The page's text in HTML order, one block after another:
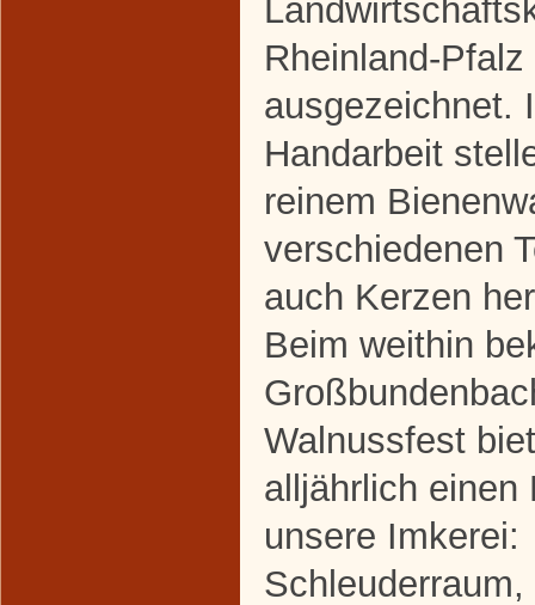
Rheinland-Pfalz
ausgezeichnet.
Handarbeit
reinem
verschiedenen
auch Kerzen
Beim weithin
Walnussfest
alljährlich einen
unsere Imkerei:
Schleuderraum,